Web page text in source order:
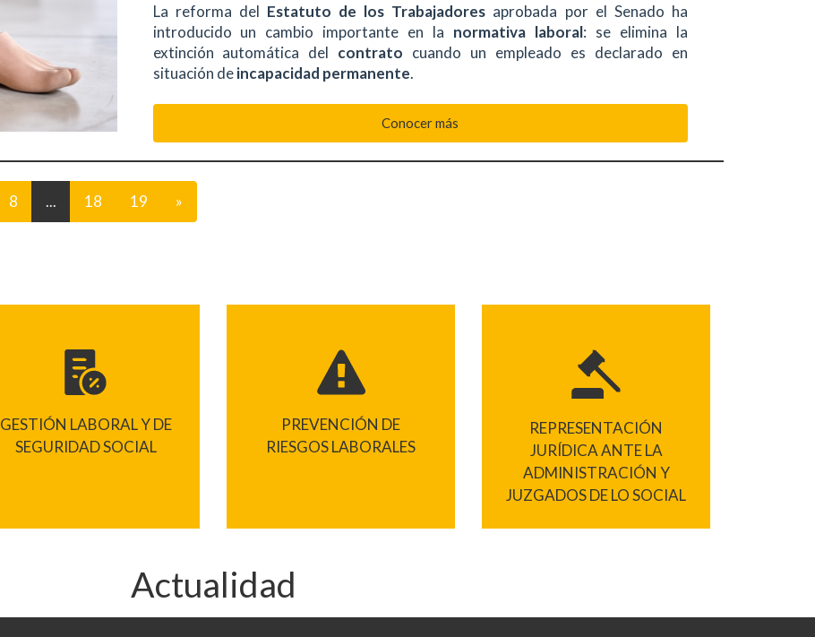
La reforma del Estatuto de los Trabajadores aprobada por el Senado ha
introducido un cambio importante en la normativa laboral: se elimina la
extinción automática del contrato cuando un empleado es declarado en
situación deincapacidad permanente.
Conocer más
8 ... 18 19 »
GESTIÓN LABORAL Y DE
SEGURIDAD SOCIAL
PREVENCIÓN DE
RIESGOS LABORALES
REPRESENTACIÓN
JURÍDICA ANTE LA
ADMINISTRACIÓN Y
JUZGADOS DE LO SOCIAL
Actualidad